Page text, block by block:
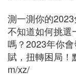
測一測你的
不知道如何挑選
嗎？2023年你
賦，扭轉困局！
m/xz/